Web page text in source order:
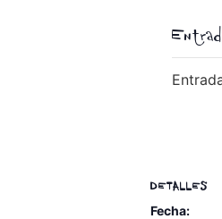
DETALLES
Fecha: